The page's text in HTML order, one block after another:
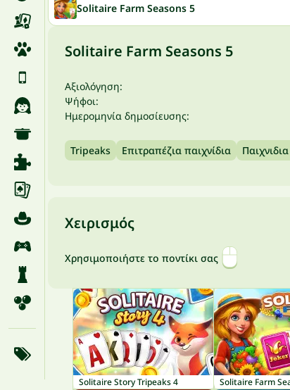
Solitaire Farm Seasons 5
Solitaire Farm Seasons 5
Αξιολόγηση:
Ψήφοι:
Ημερομηνία δημοσίευσης:
Tripeaks Επιτραπέζια παιχνίδια
Χειρισμός
Χρησιμοποιήστε το ποντίκι σας
Solitaire Story Tripeaks 4 Solitaire Farm